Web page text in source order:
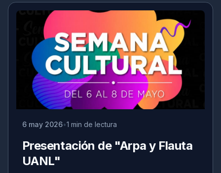
6 may 2026 1 min de lectura
Presentación de "Arpa y Flauta
UANL"